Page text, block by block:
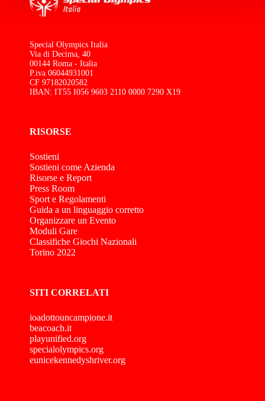
Special Olympics Italia
Via di Decima, 40
00144 Roma - Italia
P.iva 06044931001
CF 97182020582
IBAN: IT55 I056 9603 2110 0000 7290 X19
RISORSE
Sostieni
Sostieni come Azienda
Risorse e Report
Press Room
Sport e Regolamenti
Guida a un linguaggio corretto
Organizzare un Evento
Moduli Gare
Classifiche Giochi Nazionali
Torino 2022
SITI CORRELATI
ioadottouncampione.it
beacoach.it
playunified.org
specialolympics.org
eunicekennedyshriver.org